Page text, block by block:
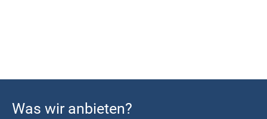
Was wir anbieten?